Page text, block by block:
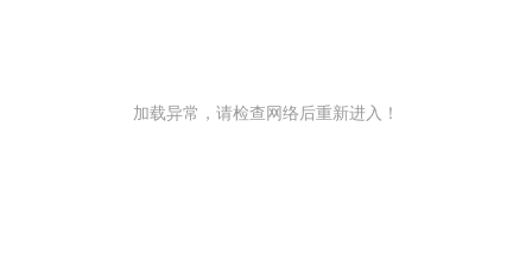
加载异常，请检查网络后重新进入！